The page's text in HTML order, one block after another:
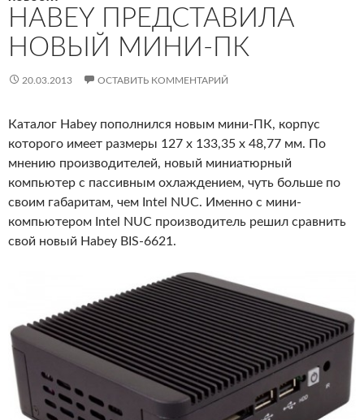
HABEY ПРЕДСТАВИЛА
НОВЫЙ МИНИ-ПК
20.03.2013 ОСТАВИТЬ КОММЕНТАРИЙ
Каталог Habey пополнился новым мини-ПК, корпус
которого имеет размеры 127 x 133,35 x 48,77 мм. По
мнению производителей, новый миниатюрный
компьютер с пассивным охлаждением, чуть больше по
своим габаритам, чем Intel NUC. Именно с мини-
компьютером Intel NUC производитель решил сравнить
свой новый Habey BIS-6621.